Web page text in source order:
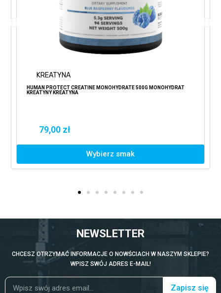
KREATYNA
HUMAN PROTECT CREATINE MONOHYDRATE 500G MONOHYDRAT
KREATYNY KREATYNA
79,00 zł
Wybierz smak
NEWSLETTER
CHCESZ OTRZYMAĆ INFORMACJE O NOWŚCIACH W NASZYM SKLEPIE?
WPISZ SWÓJ ADRES E-MAIL!
Zapisz się